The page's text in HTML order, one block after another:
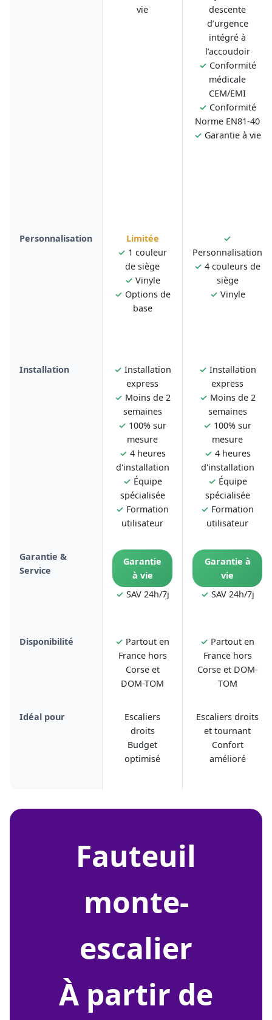
vie
descente
d’urgence
intégré à
l’accoudoir
✓ Conformité
médicale
CEM/EMI
✓ Conformité
Norme EN81-40
✓ Garantie à vie
Personnalisation
Limitée
✓ 1 couleur
de siège
✓ Vinyle
✓ Options de
base
✓
Personnalisation
✓ 4 couleurs de
siège
✓ Vinyle
Installation ✓ Installation
express
✓ Moins de 2
semaines
✓ 100% sur
mesure
✓ 4 heures
d'installation
✓ Équipe
spécialisée
✓ Formation
utilisateur
✓ Installation
express
✓ Moins de 2
semaines
✓ 100% sur
mesure
✓ 4 heures
d'installation
✓ Équipe
spécialisée
✓ Formation
utilisateur
Garantie &
Service
Garantie
à vie
✓ SAV 24h/7j
Garantie à
vie
✓ SAV 24h/7j
Disponibilité ✓ Partout en
France hors
Corse et
DOM-TOM
✓ Partout en
France hors
Corse et DOM-
TOM
Idéal pour
Escaliers
droits
Budget
optimisé
Escaliers droits
et tournant
Confort
amélioré
fauteuil
monte-
escalier
À partir de